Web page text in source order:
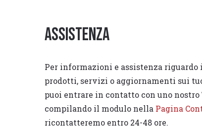
Assistenza
Per informazioni e assistenza riguardo
prodotti, servizi o aggiornamenti sui
puoi entrare in contatto con uno nostro
compilando il modulo nella Pagina
ricontatteremo entro 24-48 ore.